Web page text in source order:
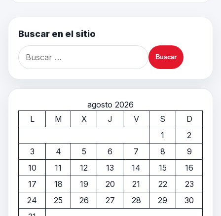
Buscar en el sitio
agosto 2026
L
M X J V S
D
1
2
3
4 5 6 7 8
9
10
11 12 13 14 15
16
17
18 19 20 21 22
23
24
25 26 27 28 29
30